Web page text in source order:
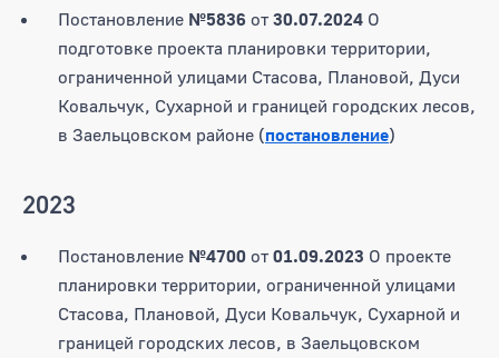
Постановление №5836 от 30.07.2024 О
подготовке проекта планировки территории,
ограниченной улицами Стасова, Плановой, Дуси
Ковальчук, Сухарной и границей городских лесов,
в Заельцовском районе (постановление)
2023
Постановление №4700 от 01.09.2023 О проекте
планировки территории, ограниченной улицами
Стасова, Плановой, Дуси Ковальчук, Сухарной и
границей городских лесов, в Заельцовском